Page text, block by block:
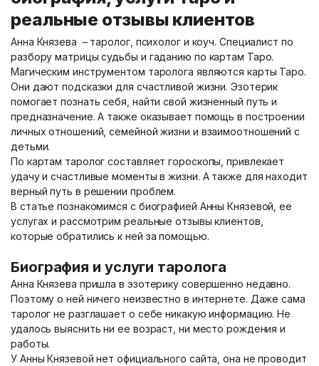
реальные отзывы клиентов
Анна Князева – таролог, психолог и коуч. Специалист по
разбору матрицы судьбы и гаданию по картам Таро.
Магическим инструментом таролога являются карты Таро.
Они дают подсказки для счастливой жизни. Эзотерик
помогает познать себя, найти свой жизненный путь и
предназначение. А также оказывает помощь в построении
личных отношений, семейной жизни и взаимоотношений с
детьми.
По картам таролог составляет гороскопы, привлекает
удачу и счастливые моменты в жизни. А также для находит
верный путь в решении проблем.
В статье познакомимся с биографией Анны Князевой, ее
услугах и рассмотрим реальные отзывы клиентов,
которые обратились к ней за помощью.
Биография и услуги таролога
Анна Князева пришла в эзотерику совершенно недавно.
Поэтому о ней ничего неизвестно в интернете. Даже сама
таролог не разглашает о себе никакую информацию. Не
удалось выяснить ни ее возраст, ни место рождения и
работы.
У Анны Князевой нет официального сайта, она не проводит